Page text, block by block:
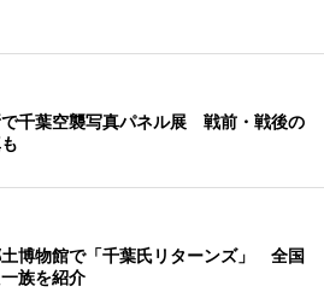
千葉空襲写真パネル展 戦前・戦後の
博物館で「千葉氏リターンズ」 全国
族を紹介